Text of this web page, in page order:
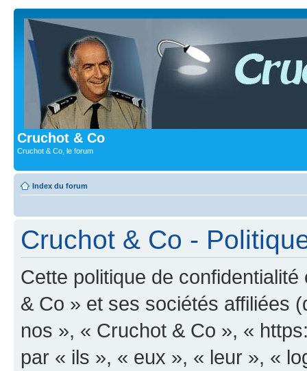
Cruchot & Co
Cruchot & Co, le forum
Index du forum
Cruchot & Co -
Cette politique de
& Co » et ses sociétés affiliées
nos », « Cruchot & Co », «
par « ils », « eux », « leur », «